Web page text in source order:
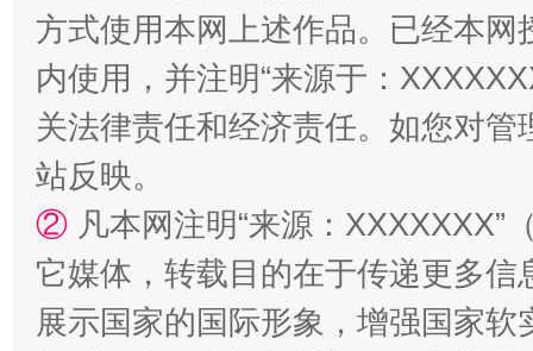
站台名比不上好声名
方式使用本网上述作品。已经本
内使用，并注明“来源于：
关法律责任和经济责任。如您对
站反映。
② 凡本网注明“来源：
它媒体，转载目的在于传递更多
展示国家的国际形象，增强国家